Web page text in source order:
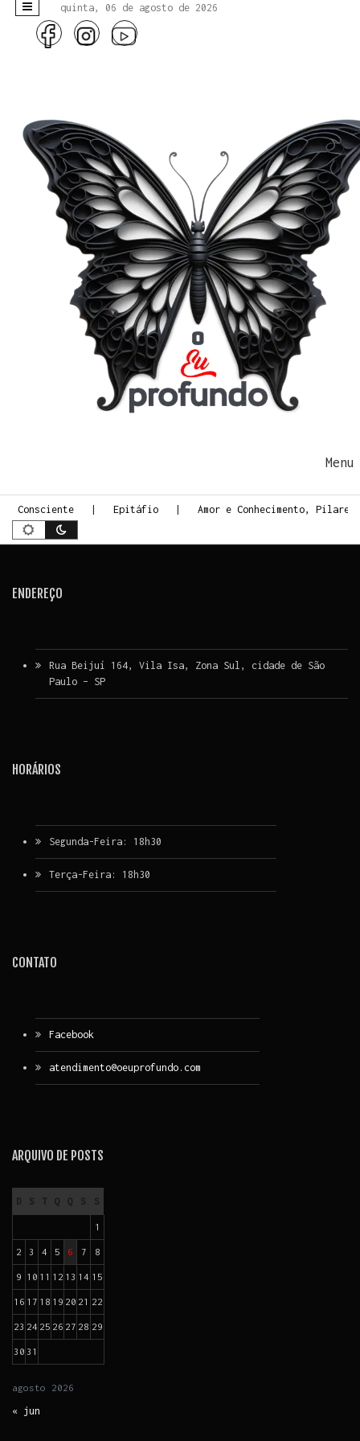
quinta, 06 de agosto de 2026
Consciente Epitáfio Amor e Conhecimento,
ENDEREÇO
Rua Beijuí 164, Vila Isa, Zona Sul, cidade de São
Paulo – SP
HORÁRIOS
Segunda-Feira: 18h30
Terça-Feira: 18h30
CONTATO
Facebook
atendimento@oeuprofundo.com
ARQUIVO DE POSTS
agosto 2026
D S T Q Q S S
1
2 3 4 5 6 7 8
9 10 11 12 13 14 15
16 17 18 19 20 21 22
23 24 25 26 27 28 29
30 31
« jun